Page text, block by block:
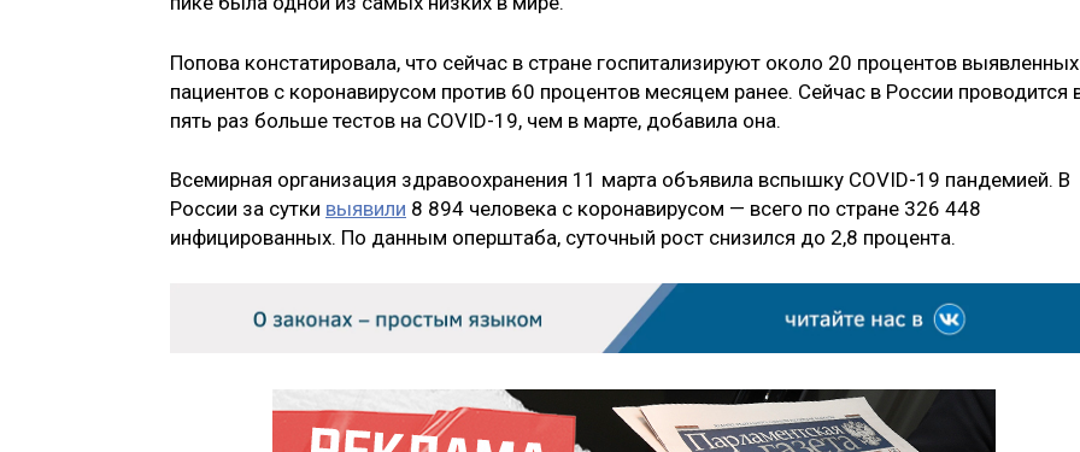
Попова констатировала, что сейчас в стране госпитализируют около 20 процентов выявленных
пациентов с коронавирусом против 60 процентов месяцем ранее. Сейчас в России проводится
пять раз больше тестов на COVID-19, чем в марте, добавила она.
Всемирная организация здравоохранения 11 марта объявила вспышку COVID-19 пандемией. В
России за сутки выявили 8 894 человека с коронавирусом — всего по стране 326 448
инфицированных. По данным оперштаба, суточный рост снизился до 2,8 процента.